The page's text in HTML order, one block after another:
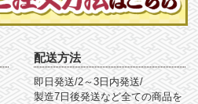
配送方法
即日発送/2～3日内発送/
製造7日後発送など全ての商品を